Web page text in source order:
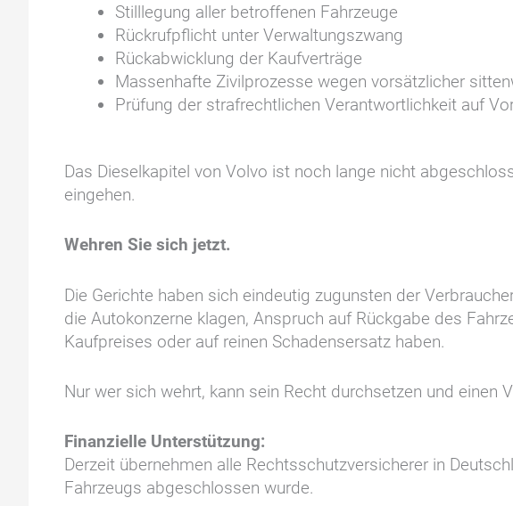
Stilllegung aller betroffenen Fahrzeuge
Rückrufpflicht unter Verwaltungszwang
Rückabwicklung der Kaufverträge
Massenhafte Zivilprozesse wegen vorsätzlicher
Prüfung der strafrechtlichen Verantwortlichkeit auf
Das Dieselkapitel von Volvo ist noch lange nicht
eingehen.
Wehren Sie sich jetzt.
Die Gerichte haben sich eindeutig zugunsten der
die Autokonzerne klagen, Anspruch auf Rückgabe des
Kaufpreises oder auf reinen Schadensersatz haben.
Nur wer sich wehrt, kann sein Recht durchsetzen und einen
Finanzielle Unterstützung:
Derzeit übernehmen alle Rechtsschutzversicherer in
Fahrzeugs abgeschlossen wurde.